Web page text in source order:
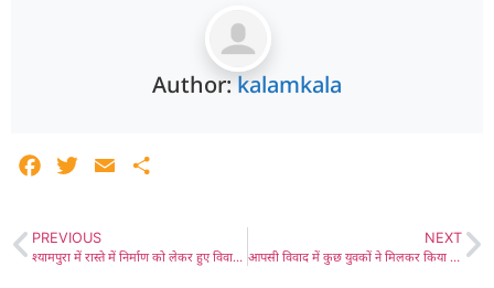
Author:kalamkala
FacebookTwitterEmail
PREVIOUS
श्यामपुरा में रास्ते में निर्माण को लेकर हुए विवाद में दूसरे पक्ष ने भी दर्ज करवाया क्रॉस मुकदमा, दूसरे पक्ष ने लगाया उलटा मारपीट का आरोप
NEXT
आपसी विवाद में कुछ युवकों ने मिलकर किया एक युवक को लहुलुहान, किसी नुकीली वस्तु से किया युवक को घायल, वारदात के कारणों में छेड़खानी के बाद विवाद के हिंसक रूप लेने की संभावना